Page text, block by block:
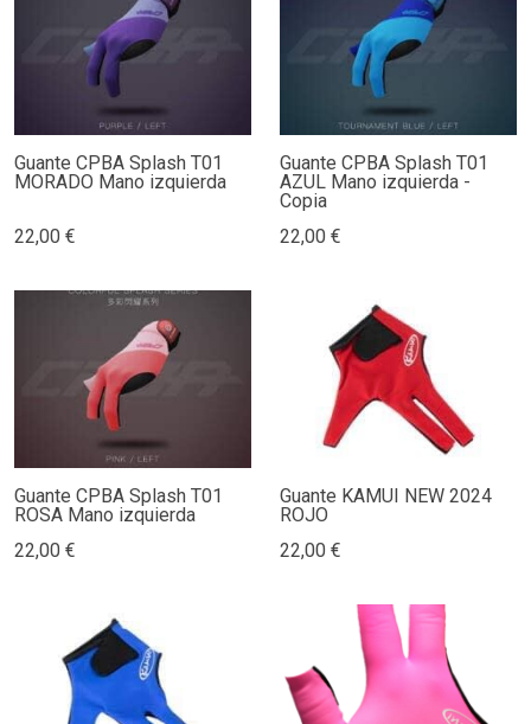
Guante CPBA Splash T01
MORADO Mano izquierda
22,00 €
Guante CPBA Splash T01
AZUL Mano izquierda -
Copia
22,00 €
Guante CPBA Splash T01
ROSA Mano izquierda
22,00 €
Guante KAMUI NEW 2024
ROJO
22,00 €